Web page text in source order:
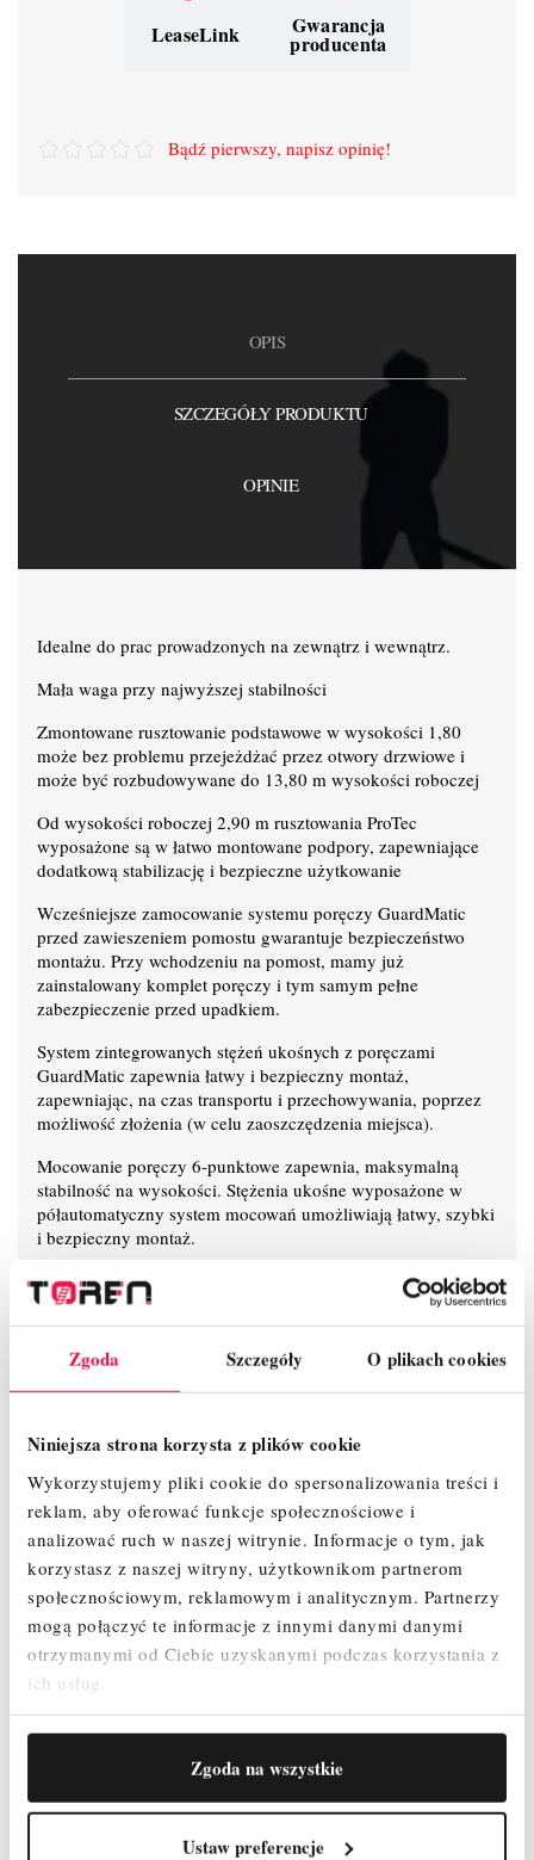
Zgoda Szczegóły O plikach cookies
Niniejsza strona korzysta z plików cookie
Wykorzystujemy pliki cookie do spersonalizowania treści i
reklam, aby oferować funkcje społecznościowe i
analizować ruch w naszej witrynie. Informacje o tym, jak
korzystasz z naszej witryny, użytkownikom partnerom
społecznościowym, reklamowym i analitycznym. Partnerzy
mogą połączyć te informacje z innymi danymi danymi
otrzymanymi od Ciebie uzyskanymi podczas korzystania z
ich usług.
Zgoda na wszystkie
Ustaw preferencje
LeaseLink Gwarancja
producenta
Bądź pierwszy, napisz opinię!
OPIS
SZCZEGÓŁY PRODUKTU
OPINIE
Idealne do prac prowadzonych na zewnątrz i wewnątrz.
Mała waga przy najwyższej stabilności
Zmontowane rusztowanie podstawowe w wysokości 1,80
może bez problemu przejeżdżać przez otwory drzwiowe i
może być rozbudowywane do 13,80 m wysokości roboczej
Od wysokości roboczej 2,90 m rusztowania ProTec
wyposażone są w łatwo montowane podpory, zapewniające
dodatkową stabilizację i bezpieczne użytkowanie
Wcześniejsze zamocowanie systemu poręczy GuardMatic
przed zawieszeniem pomostu gwarantuje bezpieczeństwo
montażu. Przy wchodzeniu na pomost, mamy już
zainstalowany komplet poręczy i tym samym pełne
zabezpieczenie przed upadkiem.
System zintegrowanych stężeń ukośnych z poręczami
GuardMatic zapewnia łatwy i bezpieczny montaż,
zapewniając, na czas transportu i przechowywania, poprzez
możliwość złożenia (w celu zaoszczędzenia miejsca).
Mocowanie poręczy 6-punktowe zapewnia, maksymalną
stabilność na wysokości. Stężenia ukośne wyposażone w
półautomatyczny system mocowań umożliwiają łatwy, szybki
i bezpieczny montaż.
Nowoczesny i innowacyjny kształt stężeń ukośnych zapewnia
maksymalną przestrzeń użytkową na pomoście.
Podstawowa konstrukcja gwarantuje łatwy, szybki montaż i
demontaż
wynosi 2 m zapewniając przy tym szybki i beznarzędziowy
montaż.
Wchodzenie od wewnętrznej strony rusztowania jest
bezpieczne dzięki antypoślizgowym, profilowanym
szczeblom zamontowanym na ramie pionowej
Dwie 1-metrowe ramy pionowe w zestawie, które można
połączyć w 2-metrową ramę pionową, umożliwiają elastyczny
montaż
Odporny na warunki atmosferyczne i antypoślizgowy pomost
(2,00 x 0,60 m)
wysokości pozwalające niwelować nierówności podłoża.
Atestowane przez TÜV, nośność 200 kg/m² według PN EN